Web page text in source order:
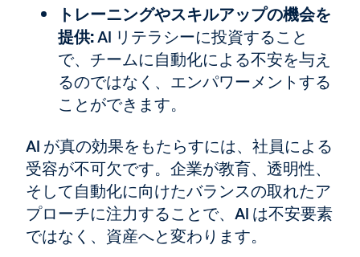
トレーニングやスキルアップの機会を
提供:AI リテラシーに投資すること
で、チームに自動化による不安を与え
るのではなく、エンパワーメントする
ことができます。
AI が真の効果をもたらすには、社員による
受容が不可欠です。企業が教育、透明性、
そして自動化に向けたバランスの取れたア
プローチに注力することで、AI は不安要素
ではなく、資産へと変わります。